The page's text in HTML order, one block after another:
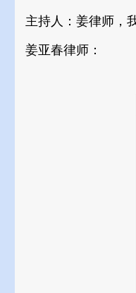
主持人：姜律师，
姜亚春律师：